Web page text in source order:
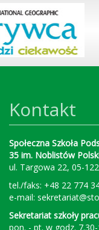
Kontakt
Społeczna Szkoła
35 im. Noblistów
ul. Targowa 22, 05-
tel./faks: +48 22 774
e-mail:
Sekretariat szkoły
pon. - pt. w godz.